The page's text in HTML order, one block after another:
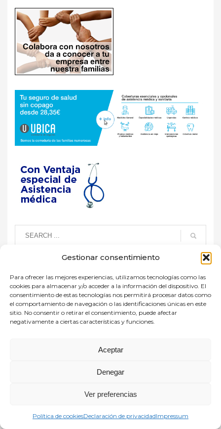
Gestionar consentimiento
Para ofrecer las mejores experiencias, utilizamos tecnologías como las
cookies para almacenar y/o acceder a la información del dispositivo. El
consentimiento de estas tecnologías nos permitirá procesar datos como
el comportamiento de navegación o las identificaciones únicas en este
sitio. No consentir o retirar el consentimiento, puede afectar
negativamente a ciertas características y funciones.
Aceptar
Denegar
Ver preferencias
Política de cookiesDeclaración de privacidadImpressum
VOLKSWAGEN Castellana Wagen-
descuento de 500€ adicionales y más
ventajas para socios
Las familias asociadas a FEDMA estrenan este
congreso para cuidar la vida y educar el
Familias, reservad la fecha: el próximo sábado ...
¡Nos vamos de vacaciones! Volvemos en